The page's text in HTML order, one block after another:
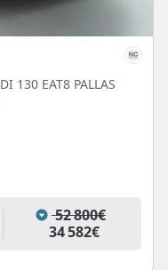
130 EAT8 PALLAS
52 800€
34 582€